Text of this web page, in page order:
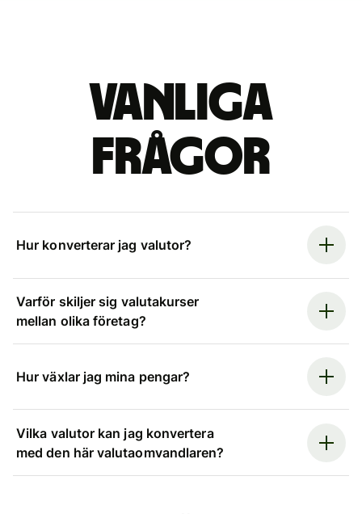
Vanliga
frågor
Hur konverterar jag valutor?
Varför skiljer sig valutakurser
mellan olika företag?
Hur växlar jag mina pengar?
Vilka valutor kan jag konvertera
med den här valutaomvandlaren?